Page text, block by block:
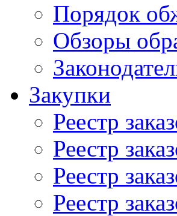
Порядок
Обзоры
Закупки
Реестр
Реестр
Реестр
Реестр